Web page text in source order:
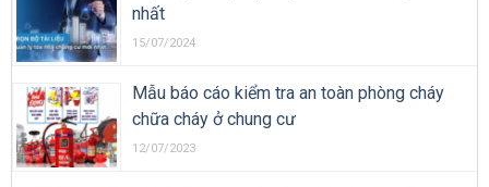
nhất
15/07/2024
Mẫu báo cáo kiểm tra an toàn phòng cháy
chữa cháy ở chung cư
12/07/2023